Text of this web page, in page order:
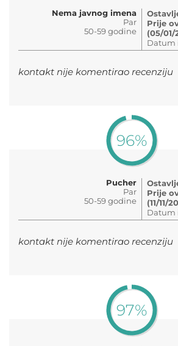
Nema javnog imena
Par
50-59 godine
Prije
(05/01/
Datum
kontakt nije komentirao recenziju
96%
Pucher
Par
50-59 godine
Prije
(11/11/
Datum
kontakt nije komentirao recenziju
97%